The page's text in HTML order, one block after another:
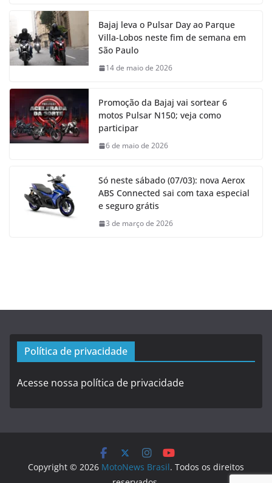
Bajaj leva o Pulsar Day ao Parque
Villa-Lobos neste fim de semana em
São Paulo
14 de maio de 2026
Promoção da Bajaj vai sortear 6
motos Pulsar N150; veja como
participar
6 de maio de 2026
Só neste sábado (07/03): nova Aerox
ABS Connected sai com taxa especial
e seguro grátis
3 de março de 2026
Política de privacidade
Acesse nossa política de privacidade
Copyright © 2026 MotoNews Brasil. Todos os direitos